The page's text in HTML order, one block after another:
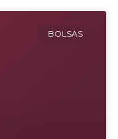
BOLSAS